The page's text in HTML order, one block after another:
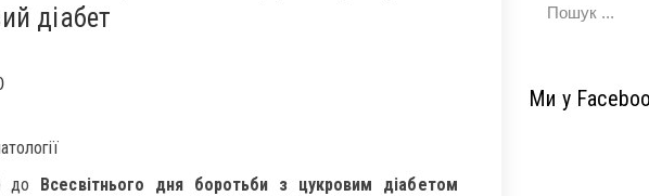
діабет
до Всесвітнього дня боротьби з цукровим діабетом
Ми у